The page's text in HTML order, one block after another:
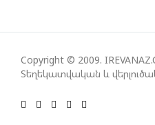
ԳՈՐԾՈՒՆԵՈՒԹՅՈՒՆ
Է ՃԱՆԱՉՎԵԼ
Copyright © 2009.
Տեղեկատվական և